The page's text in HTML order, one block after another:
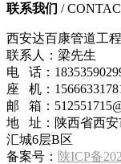
联系我们 /
西安达百康管道工
联系人：梁先生
电 话：
座 机：
邮 箱：
地 址：陕西省西安
汇城6层B区
备案号： 陕ICP备